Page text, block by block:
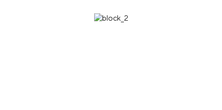
случай требует индивидуального подхода и
рассмотрения, потому что у пациентов по-разному